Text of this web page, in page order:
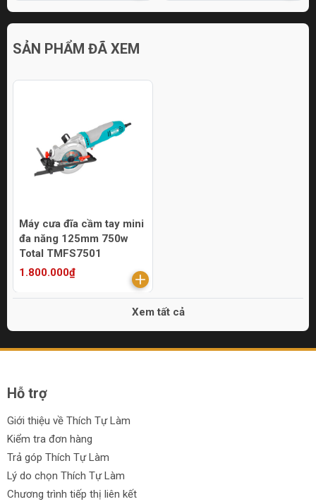
SẢN PHẨM ĐÃ XEM
Máy cưa đĩa cầm tay mini
đa năng 125mm 750w
Total TMFS7501
1.800.000₫
Xem tất cả
Hỗ trợ
Giới thiệu về Thích Tự Làm
Kiểm tra đơn hàng
Trả góp Thích Tự Làm
Lý do chọn Thích Tự Làm
Chương trình tiếp thị liên kết